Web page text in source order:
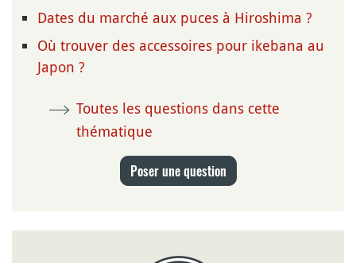
Dates du marché aux puces à Hiroshima ?
Où trouver des accessoires pour ikebana au
Japon ?
Toutes les questions dans cette
thématique
Poser une question